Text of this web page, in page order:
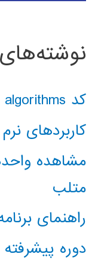
کد classical AI search algorithms
کاربردهای
مشاهده
متلب
راهنمای
دوره